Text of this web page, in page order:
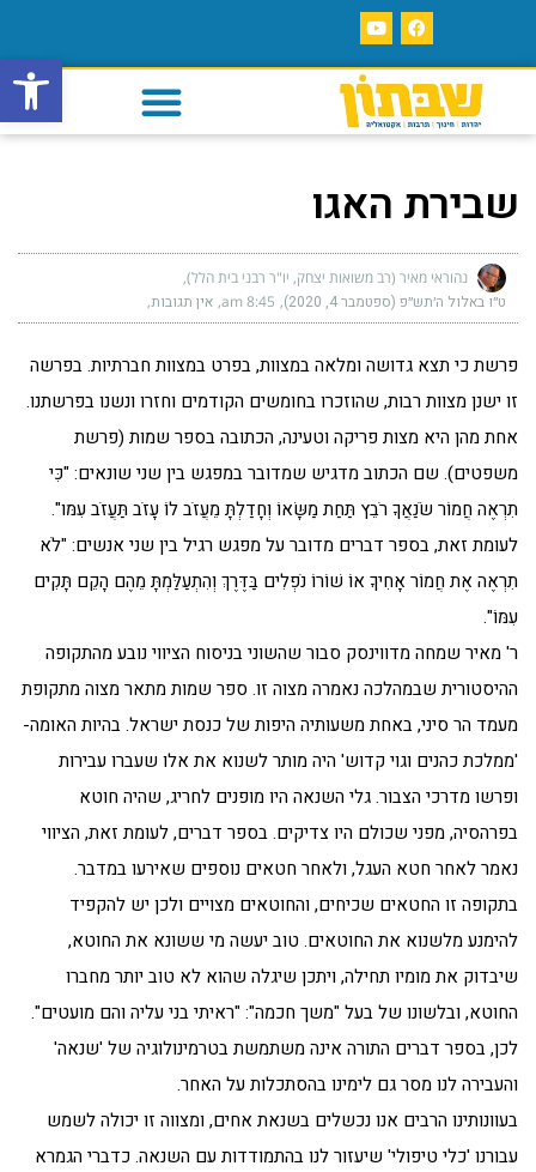
פתח
שבירת האגו
נהוראי מאיר (רב משואות יצחק, יו"ר רבני בית הלל)
ט״ו באלול ה׳תש״פ (ספטמבר 4, 2020) 8:45 am אין תגובות
פרשת כי תצא גדושה ומלאה במצוות, בפרט במצוות חברתיות. בפרשה
זו ישנן מצוות רבות, שהוזכרו בחומשים הקודמים וחזרו ונשנו בפרשתנו.
אחת מהן היא מצות פריקה וטעינה, הכתובה בספר שמות (פרשת
משפטים). שם הכתוב מדגיש שמדובר במפגש בין שני שונאים: "כִּי
תִרְאֶה חֲמוֹר שֹׂנַאֲךָ רֹבֵץ תַּחַת מַשָּׂאוֹ וְחָדַלְתָּ מֵעֲזֹב לוֹ עָזֹב תַּעֲזֹב עִמּו".
לעומת זאת, בספר דברים מדובר על מפגש רגיל בין שני אנשים: "לֹא
תִרְאֶה אֶת חֲמוֹר אָחִיךָ אוֹ שׁוֹרוֹ נֹפְלִים בַּדֶּרֶךְ וְהִתְעַלַּמְתָּ מֵהֶם הָקֵם תָּקִים
עִמּוֹ".
ר' מאיר שמחה מדווינסק סבור שהשוני בניסוח הציווי נובע מהתקופה
ההיסטורית שבמהלכה נאמרה מצוה זו. ספר שמות מתאר מצוה מתקופת
מעמד הר סיני, באחת משעותיה היפות של כנסת ישראל. בהיות האומה-
'ממלכת כהנים וגוי קדוש' היה מותר לשנוא את אלו שעברו עבירות
ופרשו מדרכי הצבור. גלי השנאה היו מופנים לחריג, שהיה חוטא
בפרהסיה, מפני שכולם היו צדיקים. בספר דברים, לעומת זאת, הציווי
נאמר לאחר חטא העגל, ולאחר חטאים נוספים שאירעו במדבר.
בתקופה זו החטאים שכיחים, והחוטאים מצויים ולכן יש להקפיד
להימנע מלשנוא את החוטאים. טוב יעשה מי ששונא את החוטא,
שיבדוק את מומיו תחילה, ויתכן שיגלה שהוא לא טוב יותר מחברו
החוטא, ובלשונו של בעל "משך חכמה": "ראיתי בני עליה והם מועטים".
לכן, בספר דברים התורה אינה משתמשת בטרמינולוגיה של 'שנאה'
והעבירה לנו מסר גם לימינו בהסתכלות על האחר.
בעוונותינו הרבים אנו נכשלים בשנאת אחים, ומצווה זו יכולה לשמש
עבורנו 'כלי טיפולי' שיעזור לנו בהתמודדות עם השנאה. כדברי הגמרא